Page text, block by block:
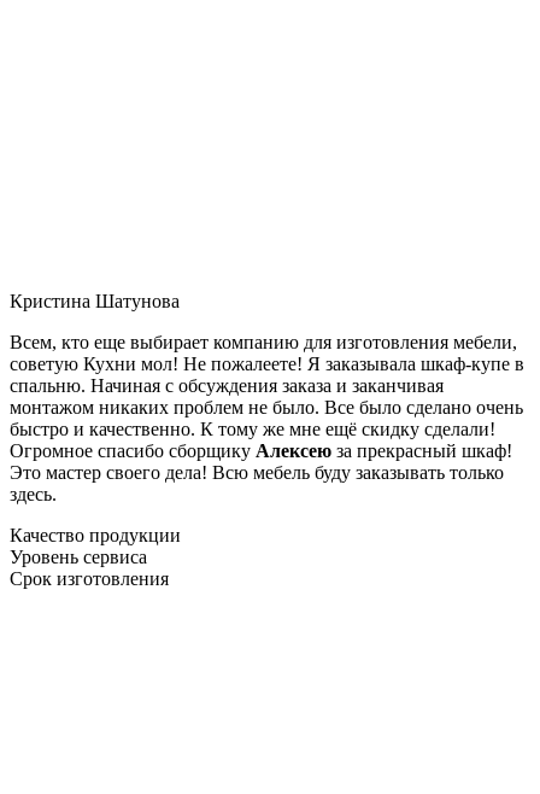
Кристина Шатунова
Всем, кто еще выбирает компанию для изготовления мебели,
советую Кухни мол! Не пожалеете! Я заказывала шкаф-купе в
спальню. Начиная с обсуждения заказа и заканчивая
монтажом никаких проблем не было. Все было сделано очень
быстро и качественно. К тому же мне ещё скидку сделали!
Огромное спасибо сборщику Алексею за прекрасный шкаф!
Это мастер своего дела! Всю мебель буду заказывать только
здесь.
Качество продукции
Уровень сервиса
Срок изготовления